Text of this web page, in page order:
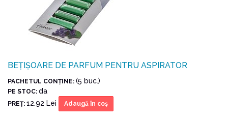
BEȚIȘOARE DE PARFUM PENTRU ASPIRATOR
PACHETUL CONŢINE: (5 buc.)
PE STOC: da
PREŢ: 12.92 Lei Adaugă în coş